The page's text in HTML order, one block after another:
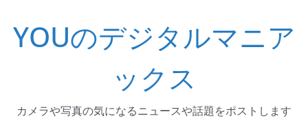
YOUのデジタルマニア
ックス
カメラや写真の気になるニュースや話題をポストします